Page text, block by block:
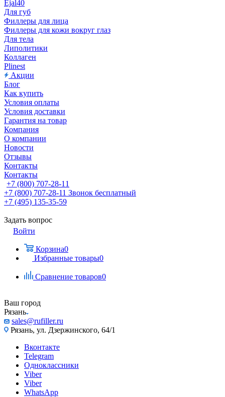
Ejal40
Для губ
Филлеры для лица
Филлеры для кожи вокруг глаз
Для тела
Липолитики
Коллаген
Plinest
Акции
Блог
Как купить
Условия оплаты
Условия доставки
Гарантия на товар
Компания
О компании
Новости
Отзывы
Контакты
Контакты
+7 (800) 707-28-11
+7 (800) 707-28-11 Звонок бесплатный
+7 (495) 135-35-59
Задать вопрос
Войти
Корзина0
Избранные товары0
Сравнение товаров0
Ваш город
Рязань
sales@rufiller.ru
Рязань, ул. Дзержинского, 64/1
Вконтакте
Telegram
Одноклассники
Viber
Viber
WhatsApp